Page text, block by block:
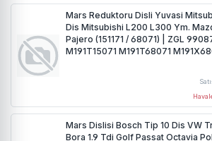
Mars Reduktoru Disli Yuvasi
Dis Mitsubishi L200 L300 Ym.
Pajero (151171 / 68071) | ZGL
M191T15071 M191T68071
Mars Dislisi Bosch Tip 10 Dis VW
Bora 1.9 Tdi Golf Passat Octavia